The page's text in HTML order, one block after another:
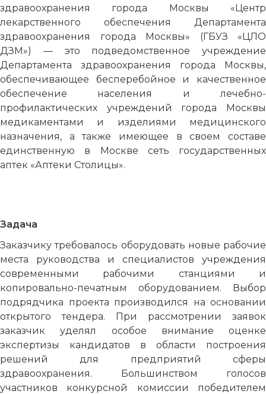
здравоохранения города Москвы «Центр
лекарственного обеспечения Департамента
здравоохранения города Москвы» (ГБУЗ «ЦЛО
ДЗМ») — это подведомственное учреждение
Департамента здравоохранения города Москвы,
обеспечивающее бесперебойное и качественное
обеспечение населения и лечебно-
профилактических учреждений города Москвы
медикаментами и изделиями медицинского
назначения, а также имеющее в своем составе
единственную в Москве сеть государственных
аптек «Аптеки Столицы».
Задача
Заказчику требовалось оборудовать новые рабочие
места руководства и специалистов учреждения
современными рабочими станциями и
копировально-печатным оборудованием. Выбор
подрядчика проекта производился на основании
открытого тендера. При рассмотрении заявок
заказчик уделял особое внимание оценке
экспертизы кандидатов в области построения
решений для предприятий сферы
здравоохранения. Большинством голосов
участников конкурсной комиссии победителем